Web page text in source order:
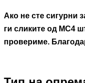
Ако не сте сигурни
ги сликите од MC4
провериме.